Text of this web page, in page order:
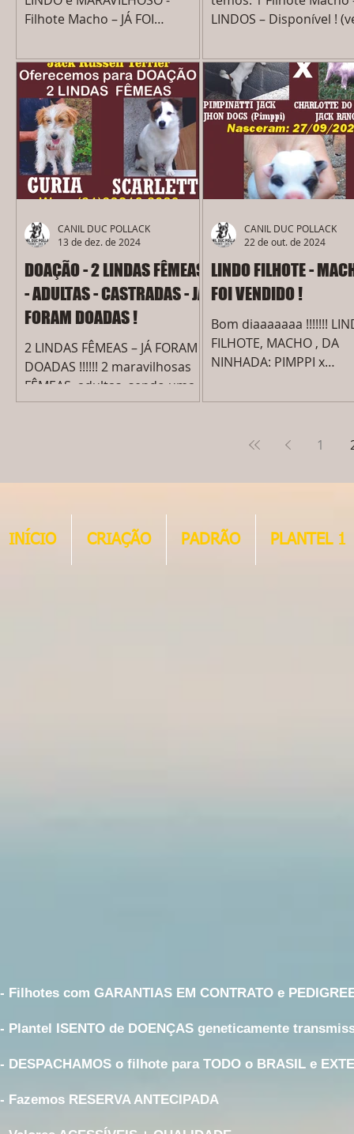
Filhote Macho – JÁ FOI
Que filhote magnífico,
muitooo ESPECIAL !!!!
TEREMOS NOVOS FILHOTES:
EM BREVE !!!!!!!!!!!!!!!!!!!!!!!! Esse
(PIMPPI x CHARLOTTE) foi um
cruzamento MUITO
ESTUDADO, com cães
CAMPEÕES e IMPORTADOS no
LINHAGEM AUSTRALIANA +
SANGUE NORTE AMERICANO
!!!! Altíssima qualidade !
Orgulho em oferecer
FILHOTES ASSIM aos nossos
CLIENTES !!!!!! Os pais da
NINHADA possu
LINDOS – Disponível ! (ver
NINHADA MAGNÍFICA
PIMPPI” x...
DOAÇÃO - 2 LINDAS FÊMEAS
- ADULTAS - CASTRADAS - JÁ
FORAM DOADAS !
2 LINDAS FÊMEAS – JÁ FORAM
DOADAS !!!!!! 2 maravilhosas
FÊMEAS, adultas, sendo uma
com 2 anos e pouco (GURIA) e
CANIL DUC POLLACK
13 de dez. de 2024
LINDO FILHOTE -
FOI VENDIDO !
Bom diaaaaaaa !!!!!!!
FILHOTE, MACHO , DA
NINHADA: PIMPPI x
!!!! FILHOTES de Alta
CANIL DUC POLLACK
22 de out. de 2024
1
INÍCIO CRIAÇÃO PADRÃO PLANTEL 1
- Filhotes com GARANTIAS EM CONTRATO e
- Plantel ISENTO de DOENÇAS geneticamente
- DESPACHAMOS o filhote para TODO o BRASIL e
- Fazemos RESERVA ANTECIPADA